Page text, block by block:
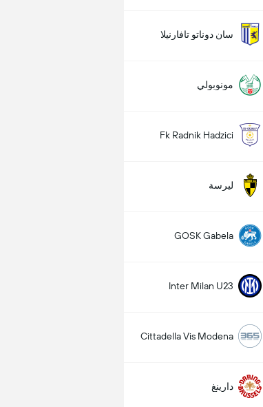
سان دوناتو تافارنيلا
مونوبولي
Fk Radnik Hadzici
ليرسة
GOSK Gabela
Inter Milan U23
Cittadella Vis Modena
دارينغ